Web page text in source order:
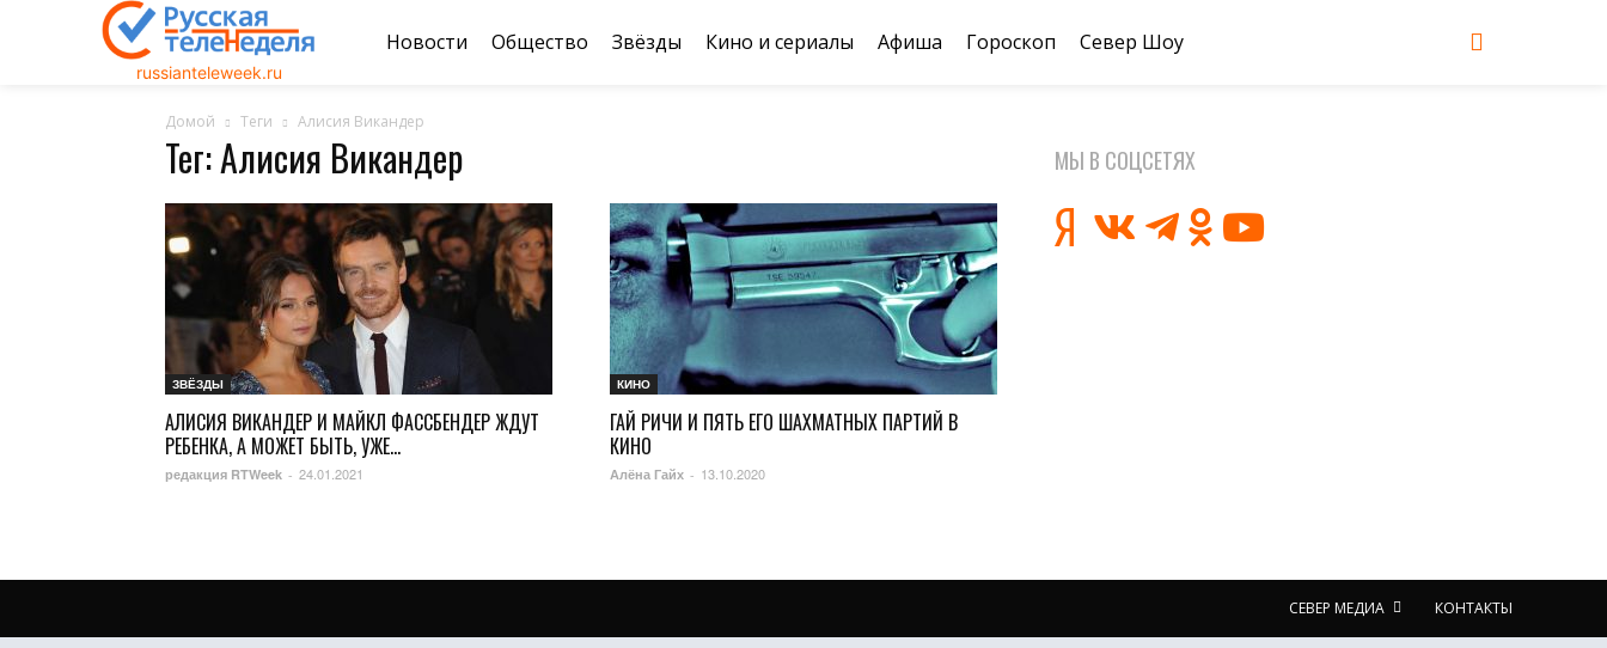
russianteleweek.ru
Новости Общество Звёзды Кино и сериалы Афиша Гороскоп Север Шоу
Домой Теги Алисия Викандер
Тег: Алисия Викандер
ЗВЁЗДЫ
АЛИСИЯ ВИКАНДЕР И МАЙКЛ ФАССБЕНДЕР ЖДУТ
РЕБЕНКА, А МОЖЕТ БЫТЬ, УЖЕ...
редакция RTWeek - 24.01.2021
КИНО
ГАЙ РИЧИ И ПЯТЬ ЕГО ШАХМАТНЫХ ПАРТИЙ В
КИНО
Алёна Гайх - 13.10.2020
МЫ В СОЦСЕТЯХ
СЕВЕР МЕДИА КОНТАКТЫ